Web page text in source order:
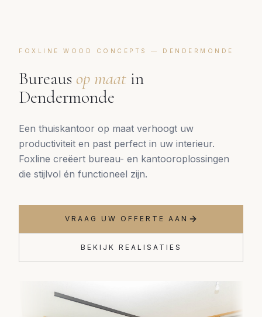
FOXLINE WOOD CONCEPTS — DENDERMONDE
Bureaus op maat in
Dendermonde
Een thuiskantoor op maat verhoogt uw
productiviteit en past perfect in uw interieur.
Foxline creëert bureau- en kantooroplossingen
die stijlvol én functioneel zijn.
VRAAG UW OFFERTE AAN
BEKIJK REALISATIES